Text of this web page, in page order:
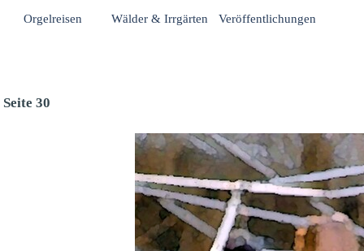
Orgelreisen
Wälder & Irrgärten Veröffentlichungen
Seite 30